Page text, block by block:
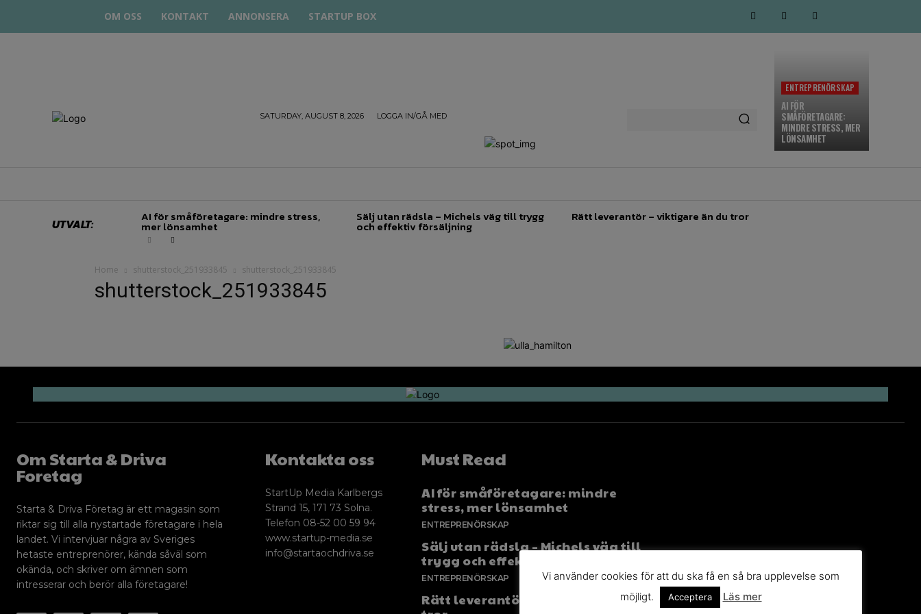
OM OSS KONTAKT ANNONSERA STARTUP BOX
SATURDAY, AUGUST 8, 2026 LOGGA IN/GÅ MED
ENTREPRENÖRSKAP
AI FÖR
SMÅFÖRETAGARE:
MINDRE STRESS, MER
LÖNSAMHET
UTVALT: AI för småföretagare: mindre stress,
mer lönsamhet
Sälj utan rädsla – Michels väg till trygg
och effektiv försäljning
Rätt leverantör – viktigare än du tror
Home shutterstock_251933845 shutterstock_251933845
shutterstock_251933845
Om Starta & Driva
Foretag
Starta & Driva Företag är ett magasin som
riktar sig till alla nystartade företagare i hela
landet. Vi intervjuar några av Sveriges
hetaste entreprenörer, kända såväl som
okända, och skriver om ämnen som
intresserar och berör alla företagare!
Kontakta oss
StartUp Media Karlbergs
Strand 15, 171 73 Solna.
Telefon 08-52 00 59 94
www.startup-media.se
info@startaochdriva.se
Must Read
AI för småföretagare: mindre
stress, mer lönsamhet
ENTREPRENÖRSKAP
Sälj utan rädsla – Michels väg till
trygg och effektiv försäljning
ENTREPRENÖRSKAP
Rätt leverantör – viktigare än du
Vi använder cookies för att du ska få en så bra upplevelse som
möjligt.
Acceptera Läs mer